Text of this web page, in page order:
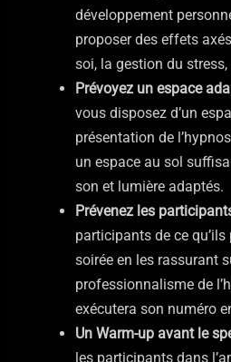
développement
proposer des effets
soi, la gestion du stress,
Prévoyez un espace
vous disposez d’un
présentation de
un espace au sol
son et lumière adaptés.
Prévenez les
participants de ce
soirée en les rassurant
professionnalisme de
exécutera son numéro
Un Warm-up avant le
les participants dans